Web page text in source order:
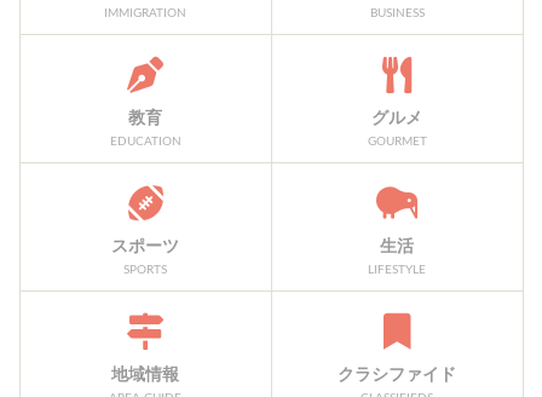
IMMIGRATION BUSINESS
教育
EDUCATION
グルメ
GOURMET
スポーツ
SPORTS
生活
LIFESTYLE
地域情報 クラシファイド